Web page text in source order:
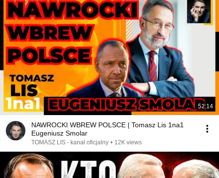
52:14
NAWROCKI WBREW POLSCE | Tomasz Lis 1na1
Eugeniusz Smolar
TOMASZ LIS - kanał oficjalny • 12K views